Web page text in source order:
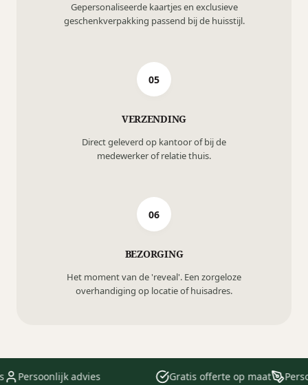
Gepersonaliseerde kaartjes en exclusieve
geschenkverpakking passend bij de huisstijl.
05
VERZENDING
Direct geleverd op kantoor of bij de
medewerker of relatie thuis.
06
BEZORGING
Het moment van de 'reveal'. Een zorgeloze
overhandiging op locatie of huisadres.
Persoonlijk advies Gratis offerte op maat